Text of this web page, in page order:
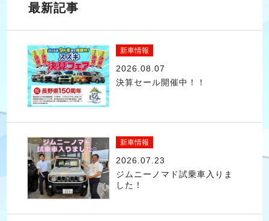
最新記事
新車情報
2026.08.07
決算セール開催中！！
新車情報
2026.07.23
ジムニーノマド試乗車入りま
した！